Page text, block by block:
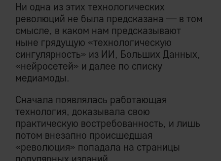
Ни одна из этих технологических
революций не была предсказана — в том
смысле, в каком нам предсказывают
ныне грядущую «технологическую
сингулярность» из ИИ, Больших Данных,
«нейросетей» и далее по списку
медиамоды.
Сначала появлялась работающая
технология, доказывала свою
практическую востребованность, и лишь
потом внезапно происшедшая
«революция» попадала на страницы